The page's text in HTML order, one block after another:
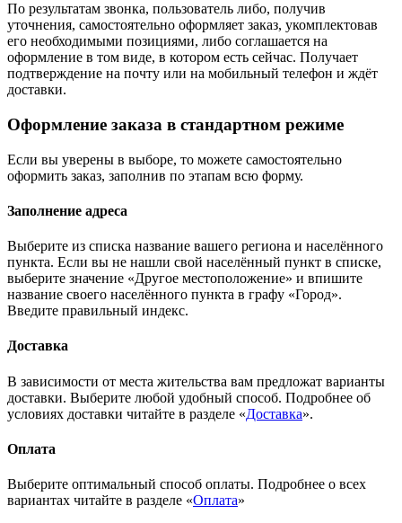
По результатам звонка, пользователь либо, получив
уточнения, самостоятельно оформляет заказ, укомплектовав
его необходимыми позициями, либо соглашается на
оформление в том виде, в котором есть сейчас. Получает
подтверждение на почту или на мобильный телефон и ждёт
доставки.
Оформление заказа в стандартном режиме
Если вы уверены в выборе, то можете самостоятельно
оформить заказ, заполнив по этапам всю форму.
Заполнение адреса
Выберите из списка название вашего региона и населённого
пункта. Если вы не нашли свой населённый пункт в списке,
выберите значение «Другое местоположение» и впишите
название своего населённого пункта в графу «Город».
Введите правильный индекс.
Доставка
В зависимости от места жительства вам предложат варианты
доставки. Выберите любой удобный способ. Подробнее об
условиях доставки читайте в разделе «Доставка».
Оплата
Выберите оптимальный способ оплаты. Подробнее о всех
вариантах читайте в разделе «Оплата»